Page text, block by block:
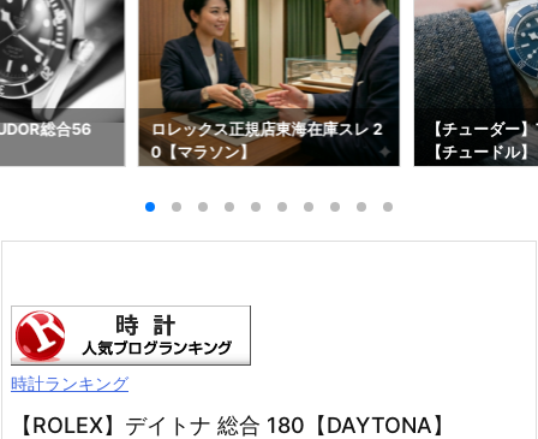
総合56
ロレックス正規店東海在庫スレ 2
0【マラソン】
【チューダー
【チュードル】
時計ランキング
【ROLEX】デイトナ 総合 180【DAYTONA】